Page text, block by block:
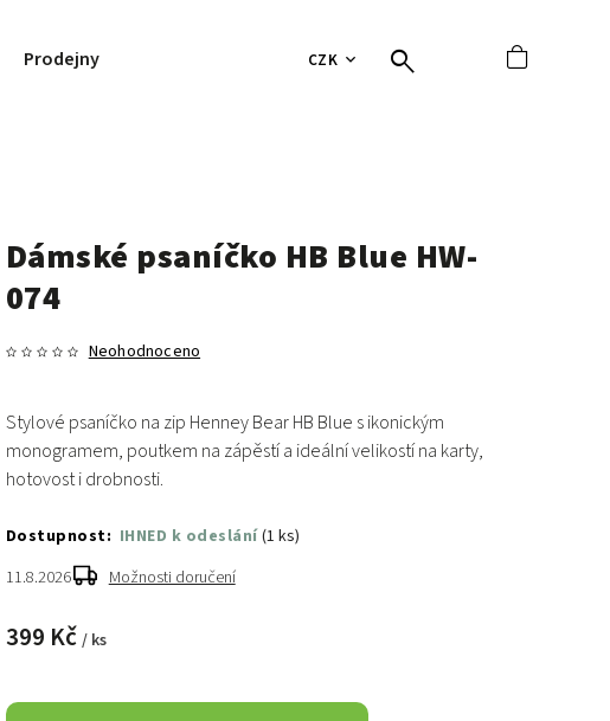
CZK
Prodejny Hodnocení obchodu Tabulky velikostí
Dámské psaníčko HB Blue HW-
074
399 Kč / ks
Neohodnoceno
Stylové psaníčko na zip Henney Bear HB Blue s ikonickým
monogramem, poutkem na zápěstía ideální velikostí na karty,
hotovost i drobnosti.
IHNED k odeslání(1 ks)
11.8.2026
Možnosti doručení